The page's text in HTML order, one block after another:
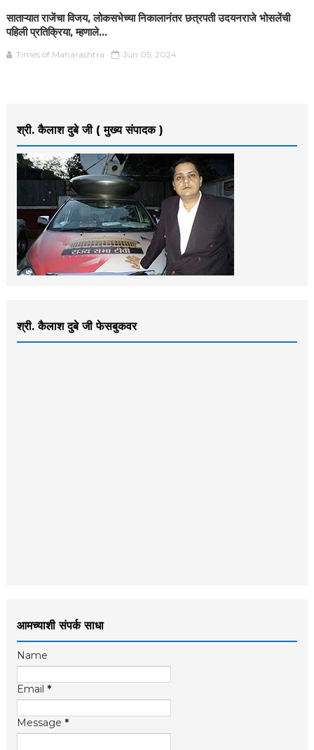
साताऱ्यात राजेंचा विजय, लोकसभेच्या निकालानंतर छत्रपती उदयनराजे भोसलेंची
पहिली प्रतिक्रिया, म्हणाले...
Times of Maharashtra Jun 05, 2024
श्री. कैलाश दुबे जी ( मुख्य संपादक )
श्री. कैलाश दुबे जी फेसबुकवर
आमच्याशी संपर्क साधा
Name
Email *
Message *